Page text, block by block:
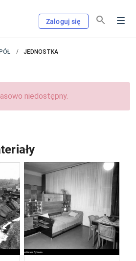
Zaloguj się
JEDNOSTKA
niedostępny.